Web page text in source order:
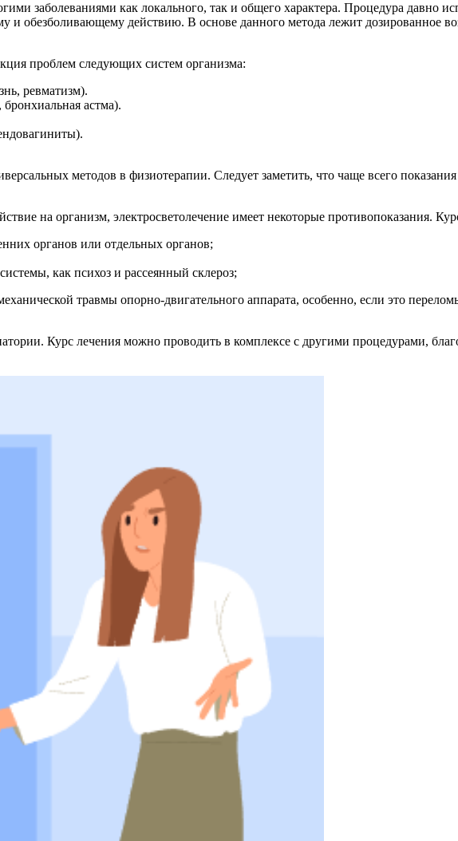
заболеваниями как локального, так и общего характера. Процедура давно
и обезболивающему действию. В основе данного метода лежит дозированное
проблем следующих систем организма:
ревматизм).
астма).
методов в физиотерапии. Следует заметить, что чаще всего
на организм, электросветолечение имеет некоторые противопоказания.
органов или отдельных органов;
как психоз и рассеянный склероз;
травмы опорно-двигательного аппарата, особенно, если это
Курс лечения можно проводить в комплексе с другими процедурами,